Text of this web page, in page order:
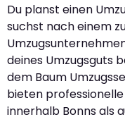
Du planst einen
suchst nach einem
deines Umzugsguts
dem Baum
bieten
innerhalb Bonns als